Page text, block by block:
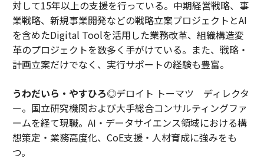
対して15年以上の支援を行っている。中期経営戦略、事
業戦略、新規事業開発などの戦略立案プロジェクトとAI
を含めたDigital Toolを活用した業務改革、組織構造変
革のプロジェクトを数多く手がけている。また、戦略・
計画立案だけでなく、実行サポートの経験も豊富。
うわだいら・やすひろ◎デロイト トーマツ ディレクタ
ー。国立研究機関および大手総合コンサルティングファ
ームを経て現職。AI・データサイエンス領域における構
想策定・業務高度化、CoE支援・人材育成に強みをも
つ。